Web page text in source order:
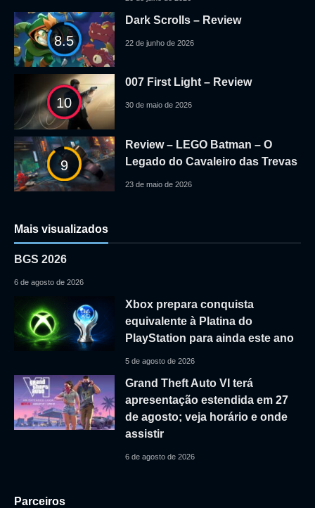
8.5
Dark Scrolls – Review
22 de junho de 2026
10
007 First Light – Review
30 de maio de 2026
9
Review – LEGO Batman – O
Legado do Cavaleiro das Trevas
23 de maio de 2026
Mais visualizados
BGS 2026
6 de agosto de 2026
Xbox prepara conquista
equivalente à Platina do
PlayStation para ainda este ano
5 de agosto de 2026
Grand Theft Auto VI terá
apresentação estendida em 27
de agosto; veja horário e onde
assistir
6 de agosto de 2026
Parceiros